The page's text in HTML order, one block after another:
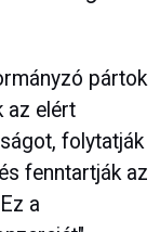
pártok
az elért
folytatják
fenntartják az
a